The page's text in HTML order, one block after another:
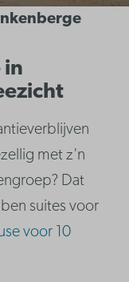
in
met z'n
Dat
suites voor
voor 10